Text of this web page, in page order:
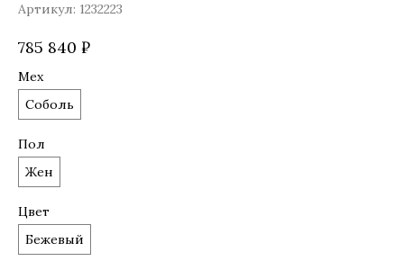
Артикул: 1232223
785 840 ₽
Мех
Соболь
Пол
Жен
Цвет
Бежевый